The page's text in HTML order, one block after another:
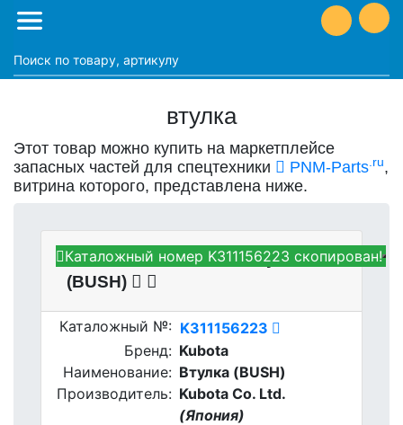
втулка
Этот товар можно купить на маркетплейсе
запасных частей для спецтехники
PNM-Parts.ru,
витрина которого, представлена ниже.
Kubota K311156223 - Втулка
(BUSH)
Каталожный №: K311156223
Бренд: Kubota
Наименование: Втулка (BUSH)
Производитель: Kubota Co. Ltd.
(Япония)
Каталожный номер K311156223 скопирован!